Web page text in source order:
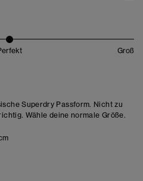
Groß
Superdry Passform. Nicht zu
Wähle deine normale Größe.